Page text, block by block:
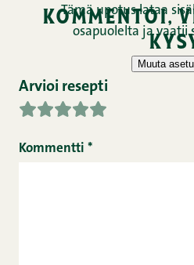
kommentoi,
Arvioi resepti
Kommentti *